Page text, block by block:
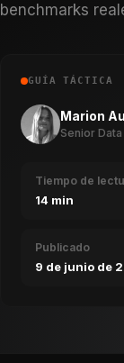
benchmarks
GUÍA TÁCTICA
Marion
Senior
Tiempo de
14 min
Publicado
9 de junio de